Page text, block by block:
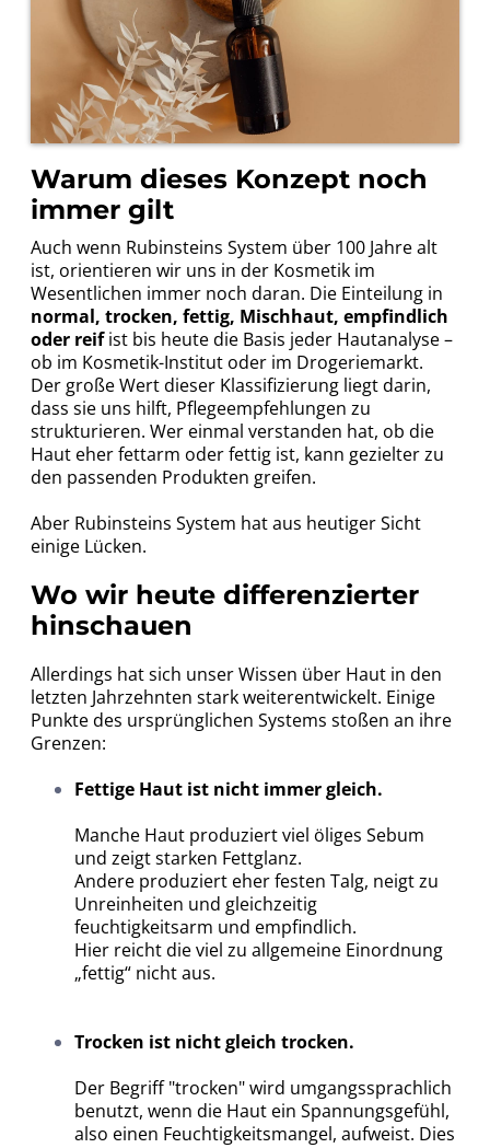
Warum dieses Konzept noch
immer gilt
Auch wenn Rubinsteins System über 100 Jahre alt
ist, orientieren wir uns in der Kosmetik im
Wesentlichen immer noch daran. Die Einteilung in
normal, trocken, fettig, Mischhaut, empfindlich
oder reifist bis heute die Basis jeder Hautanalyse –
ob im Kosmetik-Institut oder im Drogeriemarkt.
Der große Wert dieser Klassifizierung liegt darin,
dass sie uns hilft, Pflegeempfehlungen zu
strukturieren. Wer einmal verstanden hat, ob die
Haut eher fettarm oder fettig ist, kann gezielter zu
den passenden Produkten greifen.
Aber Rubinsteins System hat aus heutiger Sicht
einige Lücken.
Wo wir heute differenzierter
hinschauen
Allerdings hat sich unser Wissen über Haut in den
letzten Jahrzehnten stark weiterentwickelt. Einige
Punkte des ursprünglichen Systems stoßen an ihre
Grenzen:
Fettige Haut ist nicht immer gleich.
Manche Haut produziert viel öliges Sebum
und zeigt starken Fettglanz.
Andere produziert eher festen Talg, neigt zu
Unreinheiten und gleichzeitig
feuchtigkeitsarm und empfindlich.
Hier reicht die viel zu allgemeine Einordnung
„fettig“ nicht aus.
Trocken ist nicht gleich trocken.
Der Begriff "trocken" wird umgangssprachlich
benutzt, wenn die Haut ein Spannungsgefühl,
also einen Feuchtigkeitsmangel, aufweist. Dies